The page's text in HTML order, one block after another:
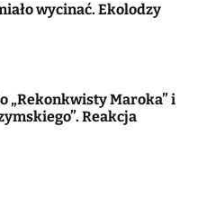
wycinać. Ekolodzy
„Rekonkwisty Maroka” i
Reakcja